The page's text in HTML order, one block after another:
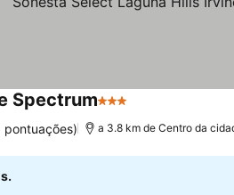
Spectrum3 Estrelas
pontuações) a 3.8 km de Centro da